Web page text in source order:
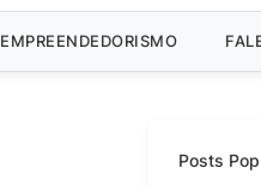
EMPREENDEDORISMO
Posts